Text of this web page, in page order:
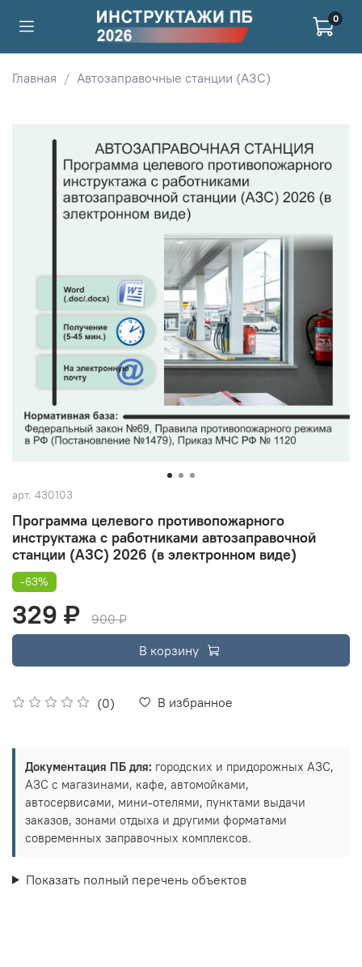
0
Главная Автозаправочные станции (АЗС)
арт. 430103
Программа целевого противопожарного
инструктажа с работниками автозаправочной
станции (АЗС) 2026 (в электронном виде)
(0) В избранное
-63%
329 ₽
900 ₽
В корзину
Документация ПБ для: городских и придорожных АЗС,
АЗС с магазинами, кафе, автомойками,
автосервисами, мини-отелями, пунктами выдачи
заказов, зонами отдыха и другими форматами
современных заправочных комплексов.
Показать полный перечень объектов